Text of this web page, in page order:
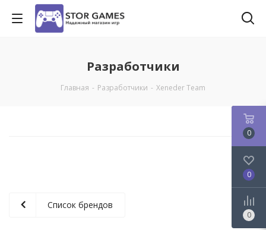
Разработчики
Главная - Разработчики - Xeneder Team
Список брендов
0
0
0